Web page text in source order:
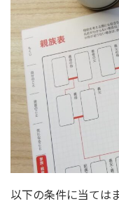
以下の条件に当ては